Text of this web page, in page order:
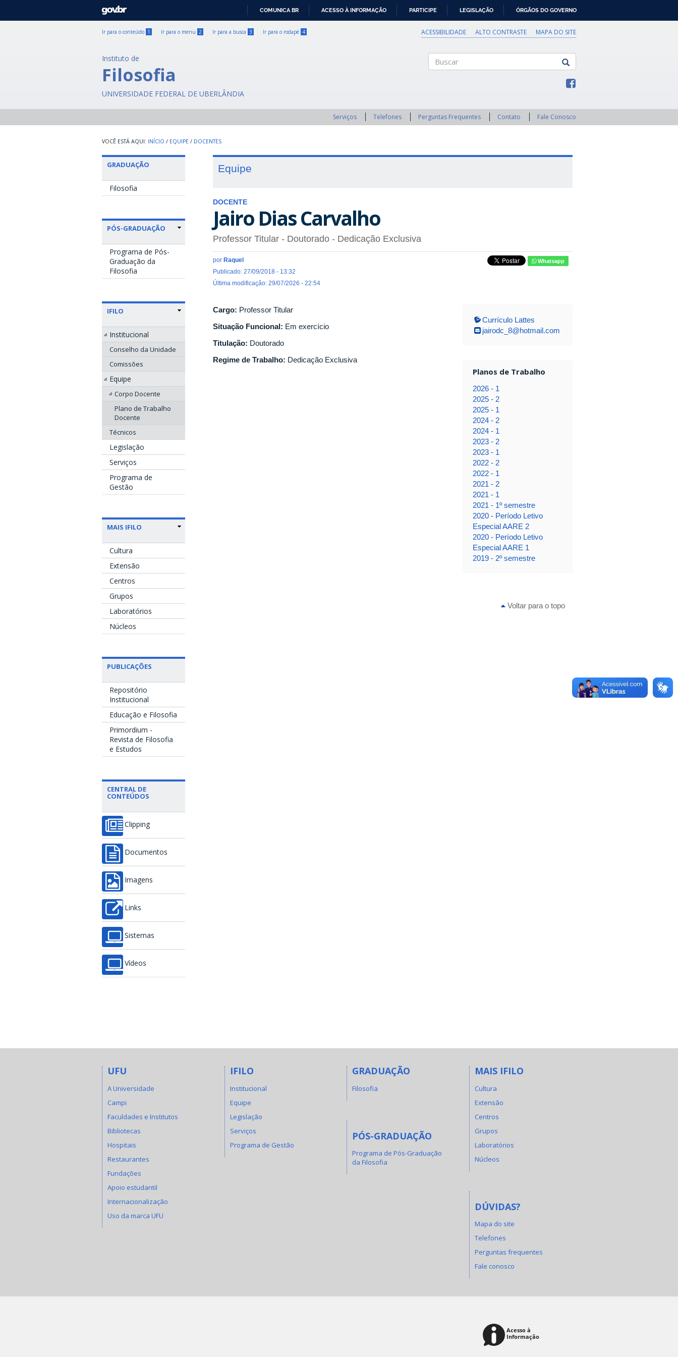
GOVBR
COMUNICA BR ACESSO À INFORMAÇÃO PARTICIPE LEGISLAÇÃO ÓRGÃOS DO GOVERNO
Ir para o conteúdo 1 Ir para o menu 2 Ir para a busca 3 Ir para o rodapé 4 ACESSIBILIDADE ALTO CONTRASTE MAPA DO SITE
Instituto de
Filosofia
UNIVERSIDADE FEDERAL DE UBERLÂNDIA
Serviços Telefones Perguntas Frequentes Contato Fale Conosco
INÍCIO / EQUIPE / DOCENTES
GRADUAÇÃO
Filosofia
PÓS-GRADUAÇÃO
Programa de Pós-
Graduação da
Filosofia
IFILO
Institucional
Conselho da Unidade
Comissões
Equipe
Corpo Docente
Plano de Trabalho
Docente
Técnicos
Legislação
Serviços
Programa de
Gestão
MAIS IFILO
Cultura
Extensão
Centros
Grupos
Laboratórios
Núcleos
PUBLICAÇÕES
Repositório
Institucional
Educação e Filosofia
Primordium -
Revista de Filosofia
e Estudos
CENTRAL DE
CONTEÚDOS
Clipping
Documentos
Imagens
Links
Sistemas
Vídeos
Equipe
DOCENTE
Jairo Dias Carvalho
Professor Titular - Doutorado - Dedicação Exclusiva
por Raquel
Publicado: 27/09/2018 - 13:32
Última modificação: 29/07/2026 - 22:54
Whatsapp
Cargo: Professor Titular
Situação Funcional: Em exercício
Titulação: Doutorado
Regime de Trabalho: Dedicação Exclusiva
Currículo Lattes
jairodc_8@hotmail.com
Planos de Trabalho
2026 - 1
2025 - 2
2025 - 1
2024 - 2
2024 - 1
2023 - 2
2023 - 1
2022 - 2
2022 - 1
2021 - 2
2021 - 1
2021 - 1º semestre
2020 - Período Letivo
Especial AARE 2
2020 - Período Letivo
Especial AARE 1
2019 - 2º semestre
Voltar para o topo
UFU
A Universidade
Campi
Faculdades e Institutos
Bibliotecas
Hospitais
Restaurantes
Fundações
Apoio estudantil
Internacionalização
Uso da marca UFU
IFILO
Institucional
Equipe
Legislação
Serviços
Programa de Gestão
GRADUAÇÃO
Filosofia
PÓS-GRADUAÇÃO
Programa de Pós-Graduação
da Filosofia
MAIS IFILO
Cultura
Extensão
Centros
Grupos
Laboratórios
Núcleos
DÚVIDAS?
Mapa do site
Telefones
Perguntas frequentes
Fale conosco